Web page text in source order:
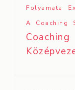
Folyamata
A Coaching
Coaching